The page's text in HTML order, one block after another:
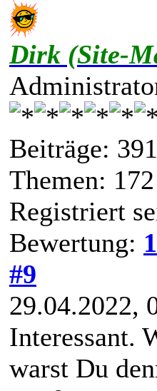
Dirk (Site-
Beiträge: 391
Themen: 172
Registriert
Bewertung: 1
#9
29.04.2022,
Interessant.
warst Du